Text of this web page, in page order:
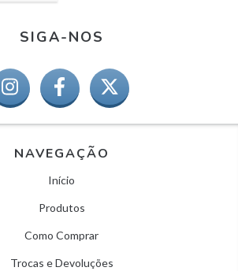
SIGA-NOS
NAVEGAÇÃO
Início
Produtos
Como Comprar
Trocas e Devoluções